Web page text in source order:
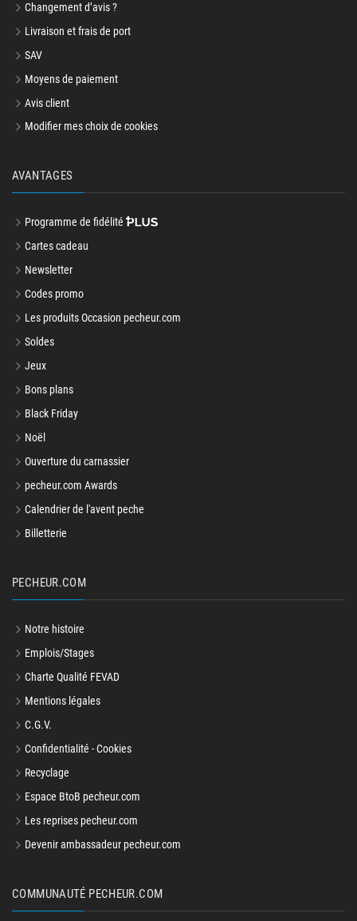
Changement d’avis ?
Livraison et frais de port
SAV
Moyens de paiement
Avis client
Modifier mes choix de cookies
AVANTAGES
Programme de fidélité
Cartes cadeau
Newsletter
Codes promo
Les produits Occasion pecheur.com
Soldes
Jeux
Bons plans
Black Friday
Noël
Ouverture du carnassier
pecheur.com Awards
Calendrier de l'avent peche
Billetterie
PECHEUR.COM
Notre histoire
Emplois/Stages
Charte Qualité FEVAD
Mentions légales
C.G.V.
Confidentialité - Cookies
Recyclage
Espace BtoB pecheur.com
Les reprises pecheur.com
Devenir ambassadeur pecheur.com
COMMUNAUTÉ PECHEUR.COM